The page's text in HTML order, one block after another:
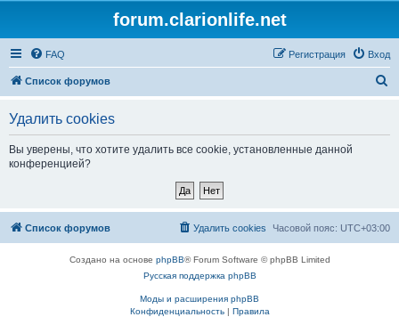
forum.clarionlife.net
FAQ Вход
Регистрация
Список форумов
Удалить cookies
Вы уверены, что хотите удалить все cookie, установленные данной
конференцией?
Список форумов Часовой пояс: UTC+03:00
Удалить cookies
Создано на основе phpBB® Forum Software © phpBB Limited
Русская поддержка phpBB
Моды и расширения phpBB
Конфиденциальность| Правила